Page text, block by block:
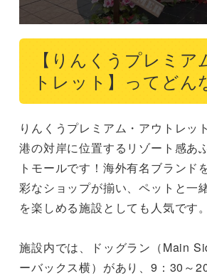
【りんくうプレミア
トレット】ってどん
りんくうプレミアム・アウトレッ
港の対岸に位置するリゾート感あ
トモールです！海外有名ブランド
彩なショップが揃い、ペットと一
を楽しめる施設としても人気です。
施設内では、ドッグラン（Main
ーバックス横）があり、9：30～